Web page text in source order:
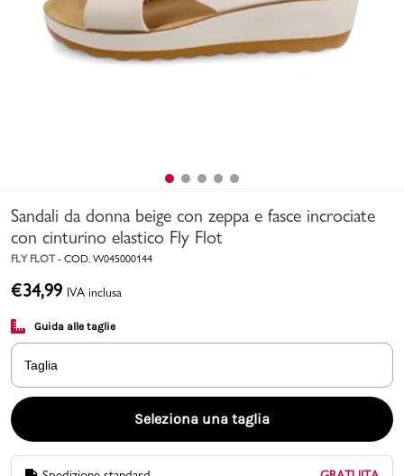
Uomo Bambino
Accedi | Registrati
Promo & News
Sandali da donna beige con zeppa e fasce incrociate
con cinturino elastico Fly Flot
FLY FLOT- COD. W045000144
€34,99 IVA inclusa
Guida alle taglie
Taglia
Seleziona una taglia